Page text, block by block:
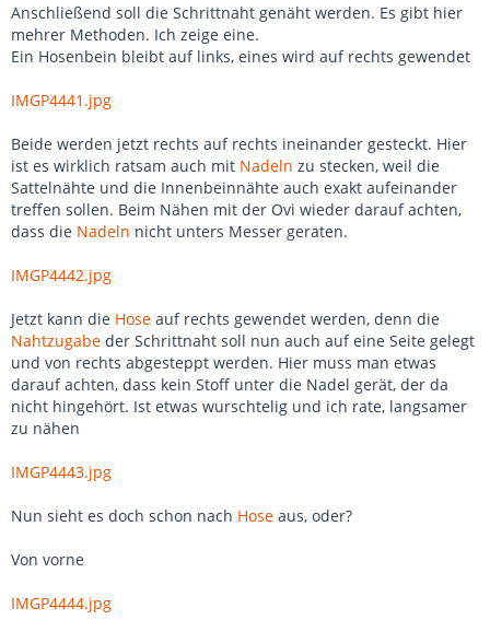
Anschließend soll die Schrittnaht genäht werden. Es gibt hier
mehrer Methoden. Ich zeige eine.
Ein Hosenbein bleibt auf links, eines wird auf rechts gewendet
IMGP4441.jpg
Beide werden jetzt rechts auf rechts ineinander gesteckt. Hier
ist es wirklich ratsam auch mit Nadeln zu stecken, weil die
Sattelnähte und die Innenbeinnähte auch exakt aufeinander
treffen sollen. Beim Nähen mit der Ovi wieder darauf achten,
dass die Nadeln nicht unters Messer geraten.
IMGP4442.jpg
Jetzt kann die Hose auf rechts gewendet werden, denn die
Nahtzugabe der Schrittnaht soll nun auch auf eine Seite gelegt
und von rechts abgesteppt werden. Hier muss man etwas
darauf achten, dass kein Stoff unter die Nadel gerät, der da
nicht hingehört. Ist etwas wurschtelig und ich rate, langsamer
zu nähen
IMGP4443.jpg
Nun sieht es doch schon nach Hose aus, oder?
Von vorne
IMGP4444.jpg